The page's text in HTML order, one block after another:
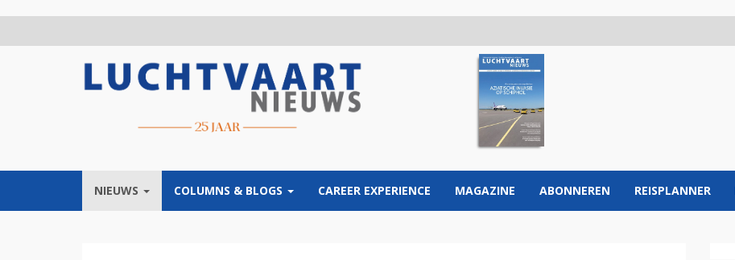
NIEUWS COLUMNS & BLOGS CAREER EXPERIENCE MAGAZINE ABONNEREN REISPLANNER